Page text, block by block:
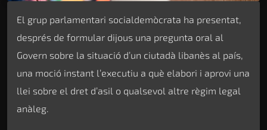
El grup parlamentari socialdemòcrata ha presentat,
després de formular dijous una pregunta oral al
Govern sobre la situació d’un ciutadà libanès al país,
una moció instant l’executiu a què elabori i aprovi una
llei sobre el dret d’asil o qualsevol altre règim legal
anàleg.